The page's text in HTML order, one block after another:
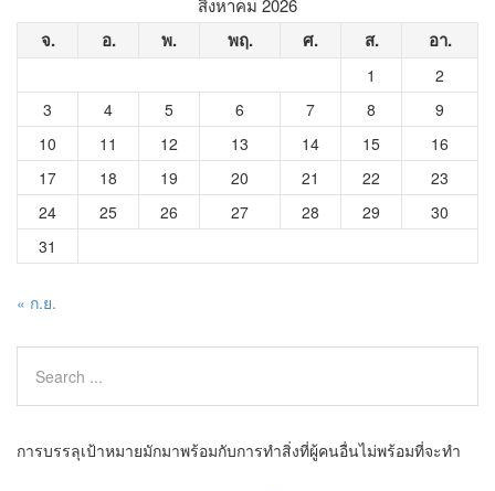
สิงหาคม 2026
จ. อ. พ. พฤ. ศ. ส. อา.
1
2
3
4 5 6 7 8
9
10
11 12 13 14 15
16
17
18 19 20 21 22
23
24
25 26 27 28 29
30
31
« ก.ย.
การบรรลุเป้าหมายมักมาพร้อมกับการทำสิ่งที่ผู้คนอื่นไม่พร้อมที่จะทำ